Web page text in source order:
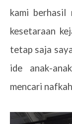
kami berhasil
kesetaraan
tetap saja
ide anak-
mencari